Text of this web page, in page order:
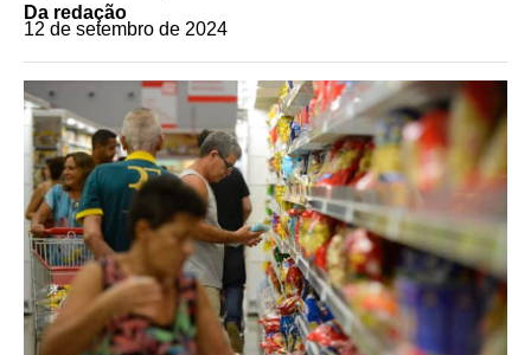
Da redação
12 de setembro de 2024